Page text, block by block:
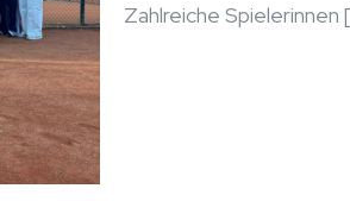
Zahlreiche Spielerinnen